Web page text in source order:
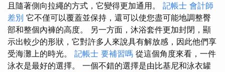
且隨著側向拉繩的方式，它變得更加通用。 記帳士 會計師
差別 它不僅可以覆蓋並保持，還可以使您盡可能地調整臀
部和整個內褲的高度。 另一方面，沐浴套件更加封閉，顯
示出較少的形狀，它對許多人來說具有解放感，因此他們享
受海灘上的時光。 記帳士 要補習嗎 從這個角度來看，一件
泳衣是最好的選擇。 一個不錯的選擇是由比基尼和泳衣罐